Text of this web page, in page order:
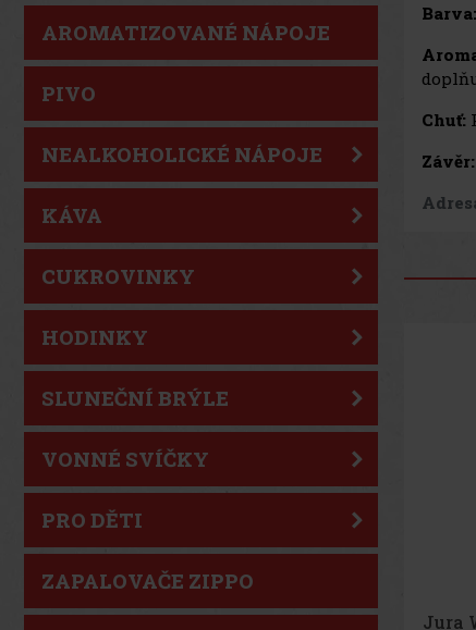
AROMATIZOVANÉ NÁPOJE
PIVO
NEALKOHOLICKÉ NÁPOJE
KÁVA
CUKROVINKY
HODINKY
SLUNEČNÍ BRÝLE
VONNÉ SVÍČKY
PRO DĚTI
ZAPALOVAČE ZIPPO
Barva:
Chuť:
Závěr: